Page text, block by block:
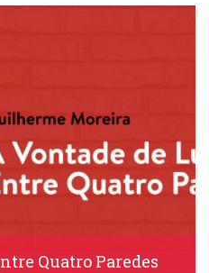
Quatro Paredes